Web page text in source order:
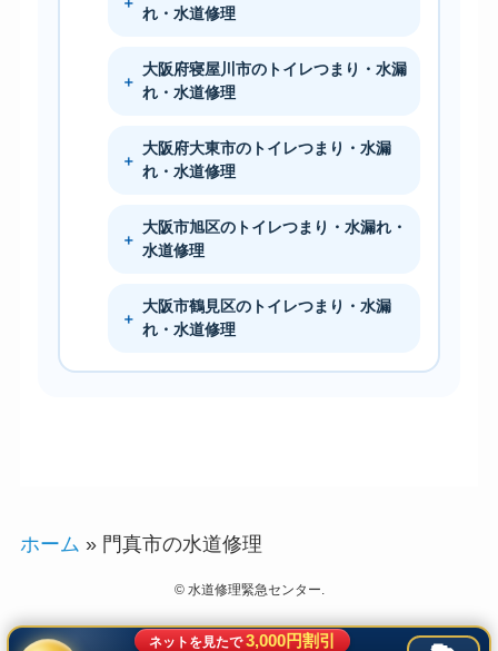
れ・水道修理
大阪府寝屋川市のトイレつまり・水漏
れ・水道修理
大阪府大東市のトイレつまり・水漏
れ・水道修理
大阪市旭区のトイレつまり・水漏れ・
水道修理
大阪市鶴見区のトイレつまり・水漏
れ・水道修理
ホーム » 門真市の水道修理
©水道修理緊急センター.
ネットを見たで3,000円割引